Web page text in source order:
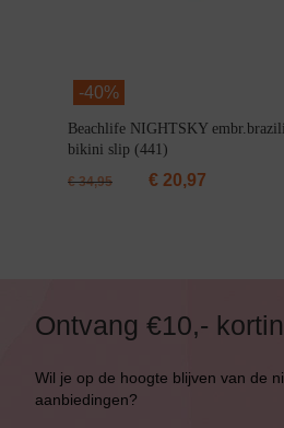
-40%
Beachlife NIGHTSKY
bikini slip (441)
€34,95 € 20,97
Ontvang €10,-
Wil je op de hoogte blijven van de
aanbiedingen?